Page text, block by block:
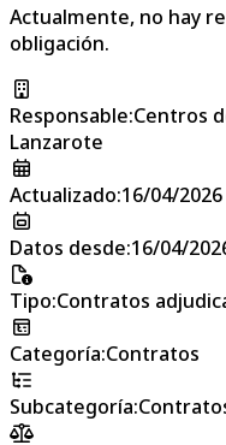
Actualmente, no hay
obligación.
Responsable:Centros
Lanzarote
Actualizado:16/04/2026
Datos desde:16/04/
Tipo:Contratos
Categoría:Contratos
Subcategoría: